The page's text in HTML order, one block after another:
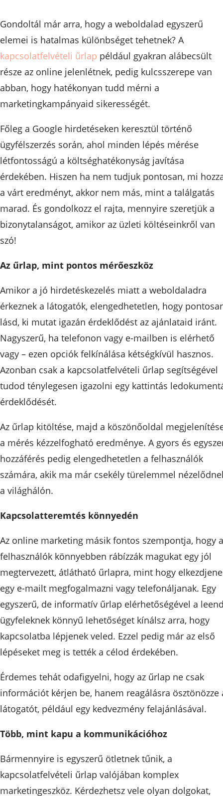
Gondoltál már arra, hogy a weboldalad egyszerű
elemei is hatalmas különbséget tehetnek? A
kapcsolatfelvételi űrlap például gyakran alábecsült
része az online jelenlétnek, pedig kulcsszerepe van
abban, hogy hatékonyan tudd mérni a
marketingkampányaid sikerességét.
Főleg a Google hirdetéseken keresztül történő
ügyfélszerzés során, ahol minden lépés mérése
létfontosságú a költséghatékonyság javítása
érdekében. Hiszen ha nem tudjuk pontosan, mi
a várt eredményt, akkor nem más, mint a találgatás
marad. És gondolkozz el rajta, mennyire szeretjük a
bizonytalanságot, amikor az üzleti költéseinkről van
szó!
Az űrlap, mint pontos mérőeszköz
Amikor a jó hirdetéskezelés miatt a weboldaladra
érkeznek a látogatók, elengedhetetlen, hogy
lásd, ki mutat igazán érdeklődést az ajánlataid iránt.
Nagyszerű, ha telefonon vagy e-mailben is elérhető
vagy – ezen opciók felkínálása kétségkívül hasznos.
Azonban csak a kapcsolatfelvételi űrlap segítségével
tudod ténylegesen igazolni egy kattintás
érdeklődését.
Az űrlap kitöltése, majd a köszönőoldal
a mérés kézzelfogható eredménye. A gyors és
hozzáférés pedig elengedhetetlen a felhasználók
számára, akik ma már csekély türelemmel
a világhálón.
Kapcsolatteremtés könnyedén
Az online marketing másik fontos szempontja, hogy a
felhasználók könnyebben rábízzák magukat egy jól
megtervezett, átlátható űrlapra, mint hogy
egy e-mailt megfogalmazni vagy telefonáljanak. Egy
egyszerű, de informatív űrlap elérhetőségével a
ügyfeleknek könnyű lehetőséget kínálsz arra, hogy
kapcsolatba lépjenek veled. Ezzel pedig már az első
lépéseket meg is tették a célod érdekében.
Érdemes tehát odafigyelni, hogy az űrlap ne csak
információt kérjen be, hanem reagálásra ösztönözze
látogatót, például egy kedvezmény felajánlásával.
Több, mint kapu a kommunikációhoz
Bármennyire is egyszerű ötletnek tűnik, a
kapcsolatfelvételi űrlap valójában komplex
marketingeszköz. Kérdezhetsz vele olyan dolgokat,